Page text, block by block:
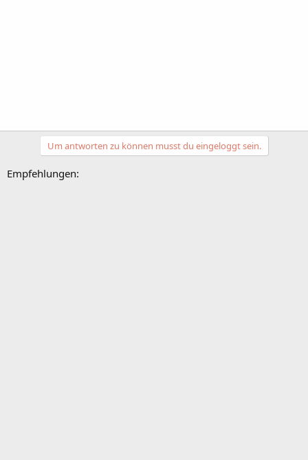
Um antworten zu können musst du eingeloggt sein.
Empfehlungen: